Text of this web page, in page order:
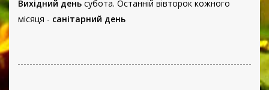
Вихідний день субота. Останній вівторок кожного
місяця - санітарний день